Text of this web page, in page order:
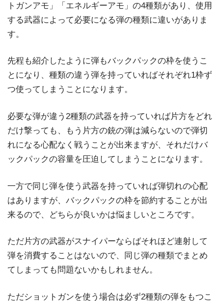
トガンアモ」「エネルギーアモ」の4種類があり、使用
する武器によって必要になる弾の種類に違いがありま
す。
先程も紹介したように弾もバックパックの枠を使うこ
とになり、種類の違う弾を持っていればそれぞれ1枠ず
つ使ってしまうことになります。
必要な弾が違う2種類の武器を持っていれば片方をどれ
だけ撃っても、もう片方の銃の弾は減らないので弾切
れになる心配なく戦うことが出来ますが、それだけバ
ックパックの容量を圧迫してしまうことになります。
一方で同じ弾を使う武器を持っていれば弾切れの心配
はありますが、バックパックの枠を節約することが出
来るので、どちらが良いかは悩ましいところです。
ただ片方の武器がスナイパーならばそれほど連射して
弾を消費することはないので、同じ弾の種類でまとめ
てしまっても問題ないかもしれません。
ただショットガンを使う場合は必ず2種類の弾をもつこ